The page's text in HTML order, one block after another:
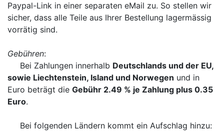
Paypal-Link in einer separaten eMail zu. So stellen wir
sicher, dass alle Teile aus Ihrer Bestellung lagermässig
vorrätig sind.
Gebühren:
Bei Zahlungen innerhalb Deutschlands und der EU,
sowie Liechtenstein, Island und Norwegen und in
Euro beträgt die Gebühr 2.49 % je Zahlung plus 0.35
Euro.
Bei folgenden Ländern kommt ein Aufschlag hinzu: